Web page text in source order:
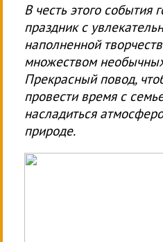
В честь этого события
праздник с
наполненной
множеством
Прекрасный повод,
провести время с
насладиться
природе.